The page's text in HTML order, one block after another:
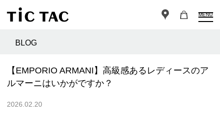
MENU
BLOG
【EMPORIO ARMANI】高級感あるレディースのア
ルマーニはいかがですか？
2026.02.20